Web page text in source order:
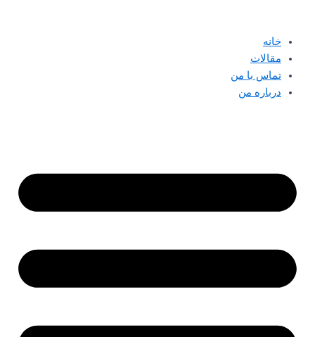
محتوا
خانه
مقالات
تماس با من
درباره من